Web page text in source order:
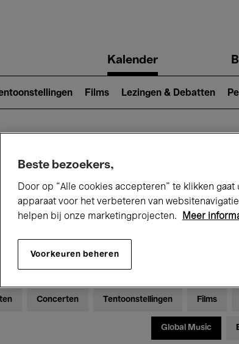
navigationKalender
Films Lezingen & Debatten
Concerten Tentoonstellingen Films
Global Music
Beste bezoekers,
Door op “Alle cookies accepteren” te klikken
apparaat voor het verbeteren van
helpen bij onze marketingprojecten.
Meer
Voorkeuren beheren